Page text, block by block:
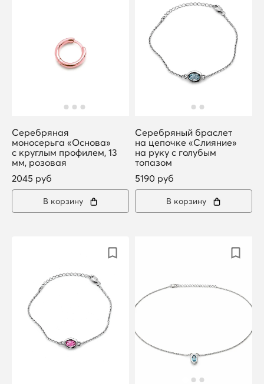
Серебряная
моносерьга «Основа»
с круглым профилем, 13
мм, розовая
2045 руб
В корзину
Серебряный браслет
на цепочке «Слияние»
на руку с голубым
топазом
5190 руб
В корзину